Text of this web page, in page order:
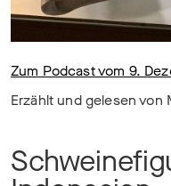
Zum Podcast vom 9.
Erzählt und gelesen von